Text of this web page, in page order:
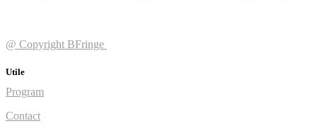
@ Copyright BFringe
Utile
Program
Contact